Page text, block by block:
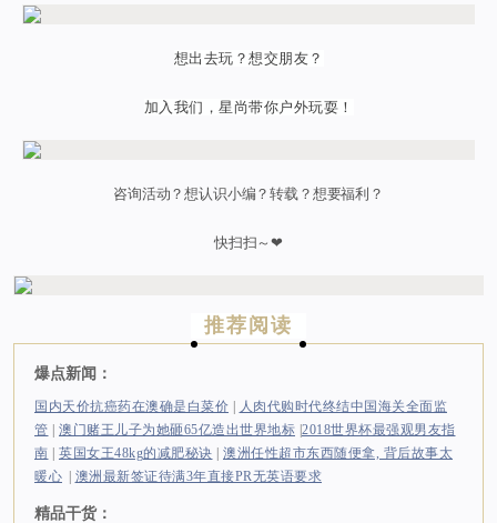
想出去玩？想交朋友？
加入我们，星尚带你户外玩耍！
咨询活动？想认识小编？转载？想要福利？
快扫扫～❤
推荐阅读
爆点新闻：
国内天价抗癌药在澳确是白菜价
人肉代购时代终结中国海关全面监
管
澳门赌王儿子为她砸65亿造出世界地标 2018世界杯最强观男友指
南
英国女王48kg的减肥秘诀
澳洲任性超市东西随便拿, 背后故事太
暖心
澳洲最新签证待满3年直接PR无英语要求
精品干货：